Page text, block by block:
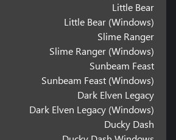
Little Bear
Little Bear (Windows)
Slime Ranger
Slime Ranger (Windows)
Sunbeam Feast
Sunbeam Feast (Windows)
Dark Elven Legacy
Dark Elven Legacy (Windows)
Ducky Dash